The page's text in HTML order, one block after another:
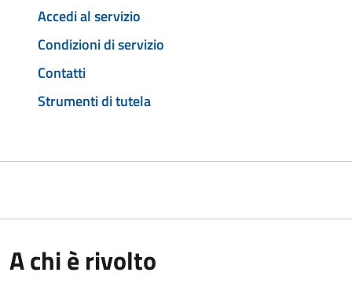
Accedi al servizio
Condizioni di servizio
Contatti
Strumenti di tutela
A chi è rivolto